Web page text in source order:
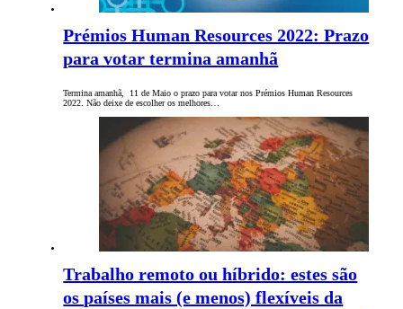
Prémios Human Resources 2022: Prazo
para votar termina amanhã
Termina amanhã, 11 de Maio o prazo para votar nos Prémios Human Resources
2022. Não deixe de escolher os melhores…
Trabalho remoto ou híbrido: estes são
os países mais (e menos) flexíveis da